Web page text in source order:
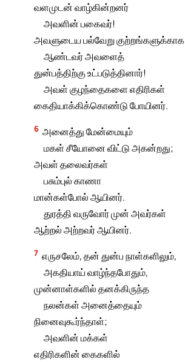
வளமுடன் வாழ்கின்றனர்
அவளின் பகைவர்!
அவளுடைய பல்வேறு குற்றங்களுக்காக
ஆண்டவர் அவளைத்
துன்பத்திற்கு உட்படுத்தினார்!
அவள் குழந்தைகளை எதிரிகள்
கைதியாக்கிக்கொண்டு போயினர்.
6 அனைத்து மேன்மையும்
மகள் சீயோனை விட்டு அகன்றது;
அவள் தலைவர்கள்
பசும்புல் காணா
மான்கள்போல் ஆயினர்.
துரத்தி வருவோர் முன் அவர்கள்
ஆற்றல் அற்றவர் ஆயினர்.
7 எருசலேம், தன் துன்ப நாள்களிலும்,
அகதியாய் வாழ்ந்தபோதும்,
முன்னாள்களில் தனக்கிருந்த
நலன்கள் அனைத்தையும்
நினைவுகூர்ந்தாள்;
அவளின் மக்கள்
எதிரிகளின் கைகளில்